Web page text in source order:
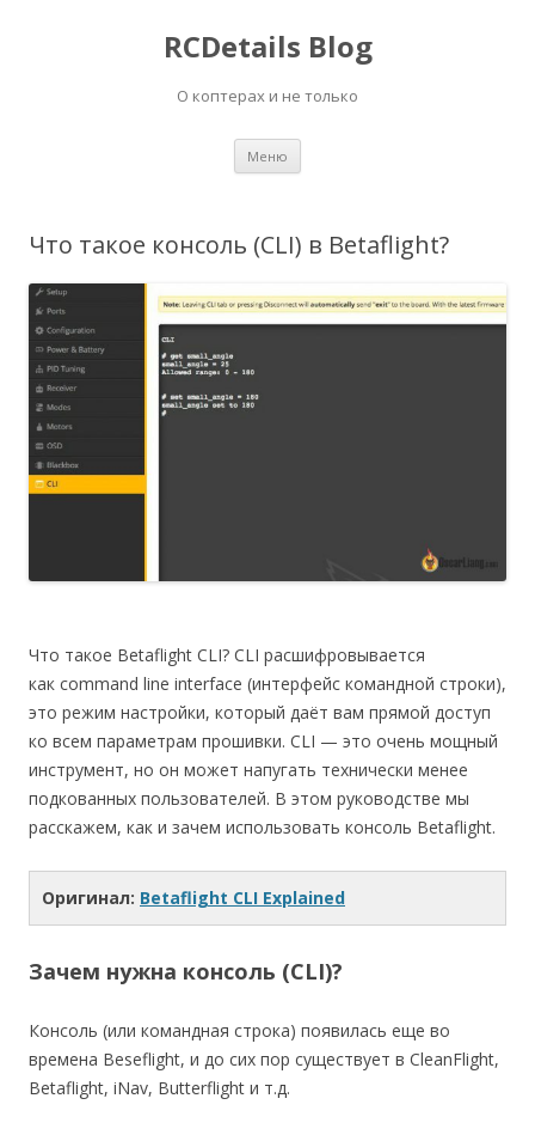
RCDetails Blog
О коптерах и не только
Меню
Что такое консоль (CLI) в Betaflight?
Что такое Betaflight CLI? CLI расшифровывается
как command line interface (интерфейс командной строки),
это режим настройки, который даёт вам прямой доступ
ко всем параметрам прошивки. CLI — это очень мощный
инструмент, но он может напугать технически менее
подкованных пользователей. В этом руководстве мы
расскажем, как и зачем использовать консоль Betaflight.
Оригинал: Betaflight CLI Explained
Зачем нужна консоль (CLI)?
Консоль (или командная строка) появилась еще во
времена Beseflight, и до сих пор существует в CleanFlight,
Betaflight, iNav, Butterflight и т.д.